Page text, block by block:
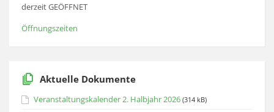
derzeit GEÖFFNET
Öffnungszeiten
Aktuelle Dokumente
Veranstaltungskalender 2. Halbjahr 2026 (314 kB)